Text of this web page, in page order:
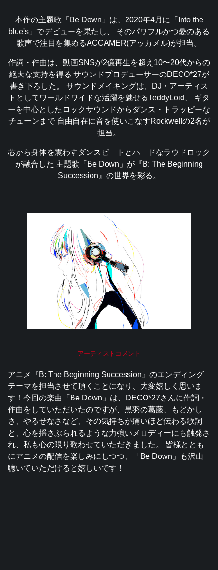
本作の主題歌「Be Down」は、2020年4月に「Into the
blue's」でデビューを果たし、
そのパワフルかつ憂のある
歌声で注目を集めるACCAMER(アッカメル)が担当。
作詞・作曲は、動画SNSが2億再生を超え10〜20代からの
絶大な支持を得る サウンドプロデューサーのDECO*27が
書き下ろした。
サウンドメイキングは、DJ・アーティス
トとしてワールドワイドな活躍を魅せるTeddyLoid、
ギタ
ーを中心としたロックサウンドからダンス・トラッピーな
チューンまで 自由自在に音を使いこなすRockwellの2名が
担当。
芯から身体を震わすダンスビートとハードなラウドロック
が融合した 主題歌「Be Down」が『B: The Beginning
Succession』の世界を彩る。
アーティストコメント
アニメ『B: The Beginning Succession』のエンディング
テーマを担当させて頂くことになり、大変嬉しく思いま
す！今回の楽曲「Be Down」は、DECO*27さんに作詞・
作曲をしていただいたのですが、黒羽の葛藤、もどかし
さ、やるせなさなど、その気持ちが痛いほど伝わる歌詞
と、心を揺さぶられるような力強いメロディーにも触発さ
れ、私も心の限り歌わせていただきました。 皆様ととも
にアニメの配信を楽しみにしつつ、「Be Down」も沢山
聴いていただけると嬉しいです！